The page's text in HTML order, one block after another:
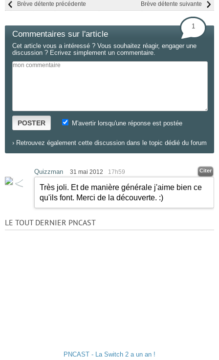
Brève détente suivante
Brève détente précédente
Commentaires sur l'article
1
Cet article vous a intéressé ? Vous souhaitez réagir, engager une
discussion ? Ecrivez simplement un commentaire.
POSTER M'avertir lorsqu'une réponse est postée
› Retrouvez également cette discussion dans le topic dédié du forum
Quizzman 31 mai 2012 17h59 Citer
Très joli. Et de manière générale j'aime bien ce
qu'ils font. Merci de la découverte. :)
LE TOUT DERNIER PNCAST
PNCAST - La Switch 2 a un an !